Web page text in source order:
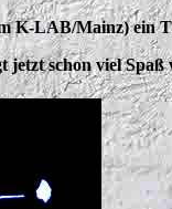
K-LAB/Mainz) ein
schon viel Spaß